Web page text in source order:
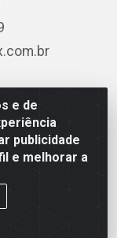
e de
publicidade
e melhorar a
BR-
Jaboatão dos
0001-84